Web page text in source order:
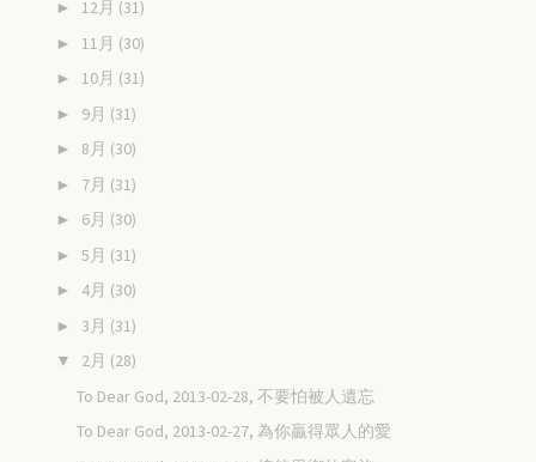
► 12月 (31)
► 11月 (30)
► 10月 (31)
► 9月 (31)
► 8月 (30)
► 7月 (31)
► 6月 (30)
► 5月 (31)
► 4月 (30)
► 3月 (31)
▼ 2月 (28)
To Dear God, 2013-02-28, 不要怕被人遺忘
To Dear God, 2013-02-27, 為你贏得眾人的愛